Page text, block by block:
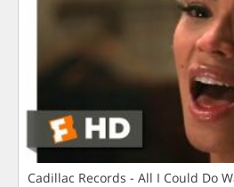
Cadillac Records - All I Could Do